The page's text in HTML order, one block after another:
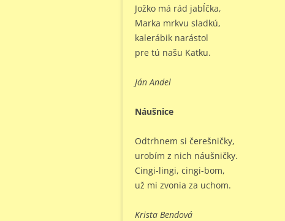
Jožko má rád jabĺčka,
Marka mrkvu sladkú,
kalerábik narástol
pre tú našu Katku.
Ján Andel
Náušnice
Odtrhnem si čerešničky,
urobím z nich náušničky.
Cingi-lingi, cingi-bom,
už mi zvonia za uchom.
Krista Bendová